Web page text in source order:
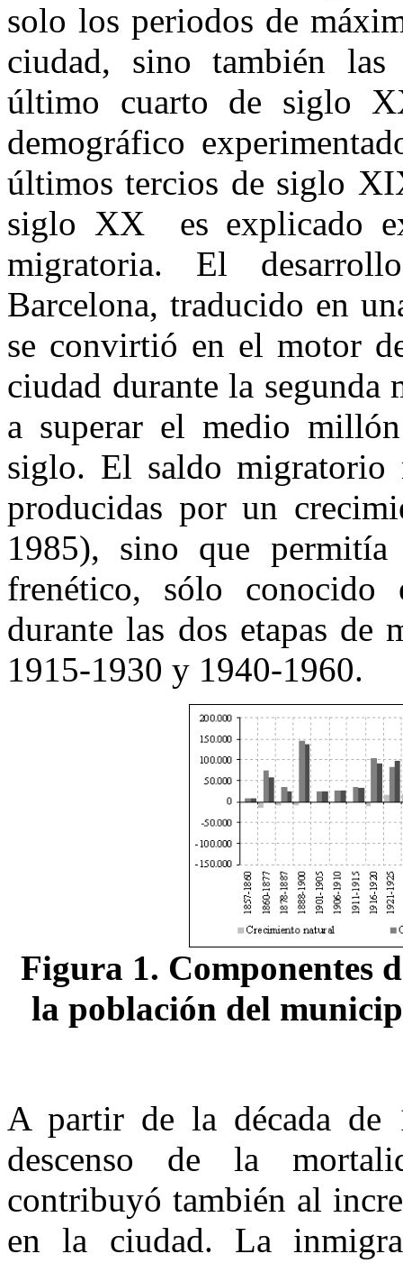
solo los periodos de
ciudad, sino también las
último cuarto de siglo
demográfico
últimos tercios de siglo
siglo XX es explicado
migratoria. El
Barcelona, traducido en
se convirtió en el motor
ciudad durante la
a superar el medio
siglo. El saldo migratorio
producidas por un
1985), sino que
frenético, sólo
durante las dos etapas de
1915-1930 y 1940-1960.
Figura 1. Componentes
la población del
A partir de la década de
descenso de la
contribuyó también al
en la ciudad. La